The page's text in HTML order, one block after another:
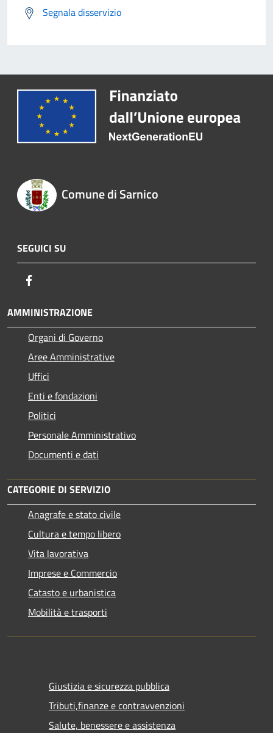
Segnala disservizio
Comune di Sarnico
SEGUICI SU
AMMINISTRAZIONE
Organi di Governo
Aree Amministrative
Uffici
Enti e fondazioni
Politici
Personale Amministrativo
Documenti e dati
CATEGORIE DI SERVIZIO
Anagrafe e stato civile
Cultura e tempo libero
Vita lavorativa
Imprese e Commercio
Catasto e urbanistica
Mobilità e trasporti
Giustizia e sicurezza pubblica
Tributi,finanze e contravvenzioni
Salute, benessere e assistenza